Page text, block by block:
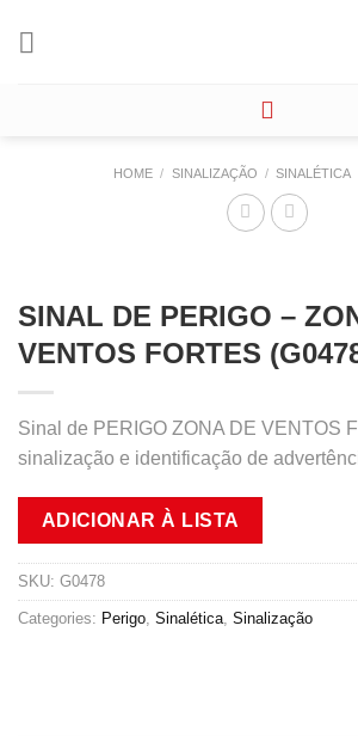
HOME / SINALIZAÇÃO / SINALÉTICA
SINAL DE PERIGO –
VENTOS FORTES
Sinal de PERIGO ZONA DE VENTOS
sinalização e identificação de
ADICIONAR À LISTA
SKU: G0478
Categories: Perigo Sinalética Sinalização